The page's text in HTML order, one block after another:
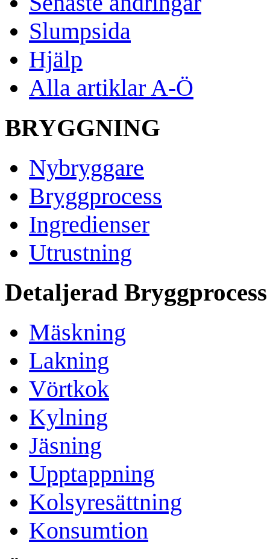
Slumpsida
Hjälp
Alla artiklar A-Ö
BRYGGNING
Nybryggare
Bryggprocess
Ingredienser
Utrustning
Detaljerad Bryggprocess
Mäskning
Lakning
Vörtkok
Kylning
Jäsning
Upptappning
Kolsyresättning
Konsumtion